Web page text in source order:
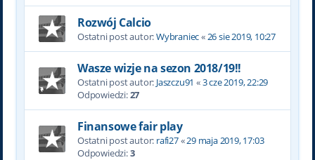
Rozwój Calcio
Ostatni post autor:Wybraniec«26 sie 2019, 10:27
Wasze wizje na sezon 2018/19!!
Ostatni post autor: Jaszczu91 «3 cze 2019, 22:29
Odpowiedzi:27
Finansowe fair play
Ostatni post autor: rafi27«29 maja 2019, 17:03
Odpowiedzi:3